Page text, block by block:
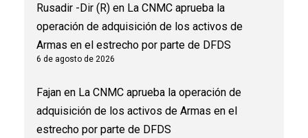
Rusadir -Dir (R) en La CNMC aprueba la
operación de adquisición de los activos de
Armas en el estrecho por parte de DFDS
6 de agosto de 2026
Fajan en La CNMC aprueba la operación de
adquisición de los activos de Armas en el
estrecho por parte de DFDS